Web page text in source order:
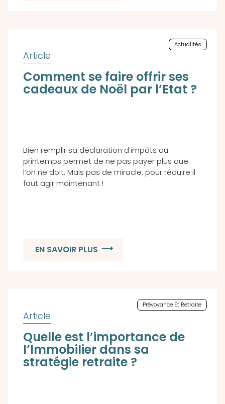
Actualités
Comment se faire offrir ses
cadeaux de Noël par l’Etat ?
Bien remplir sa déclaration d’impôts au
printemps permet de ne pas payer plus que
l’on ne doit. Mais pas de miracle, pour réduire il
faut agir maintenant !
EN SAVOIR PLUS
Prévoyance Et Retraite
Quelle est l’importance de
l’Immobilier dans sa
stratégie retraite ?